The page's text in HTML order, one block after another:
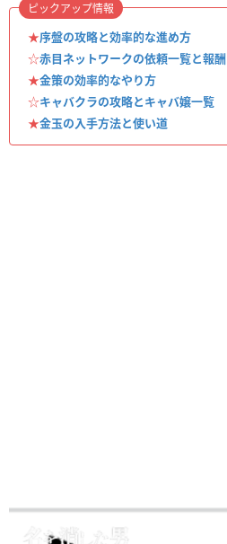
★序盤の攻略と効率的な進め方
☆赤目ネットワークの依頼一覧と報酬
★金策の効率的なやり方
☆キャバクラの攻略とキャバ嬢一覧
★金玉の入手方法と使い道
ピックアップ情報